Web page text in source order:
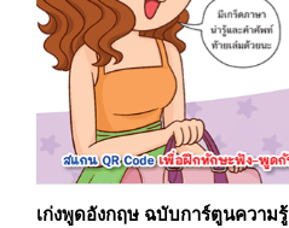
เก่งพูดอังกฤษ ฉบับการ์ตูนความรู้